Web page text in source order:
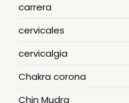
carrera
cervicales
cervicalgia
Chakra corona
Chin Mudra